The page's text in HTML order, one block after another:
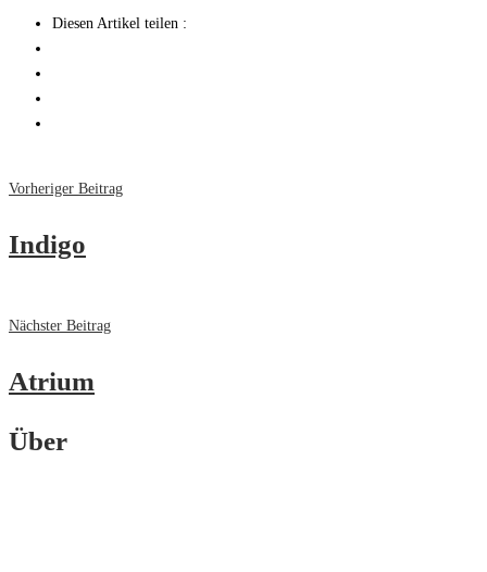
Diesen Artikel teilen :
Vorheriger Beitrag
Indigo
Nächster Beitrag
Atrium
Über